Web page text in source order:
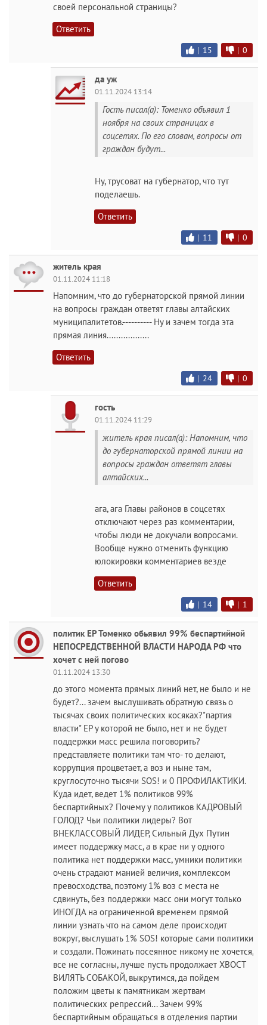
своей персональной страницы?
Ответить
| 15 | 0
да уж
01.11.2024 13:14
Гость писал(а): Томенко объявил 1
ноября на своих страницах в
соцсетях. По его словам, вопросы от
граждан будут...
Ну, трусоват на губернатор, что тут
поделаешь.
Ответить
| 11 | 0
житель края
01.11.2024 11:18
Напомним, что до губернаторской прямой линии
на вопросы граждан ответят главы алтайских
муниципалитетов.---------- Ну и зачем тогда эта
прямая линия..................
Ответить
| 24 | 0
гость
01.11.2024 11:29
житель края писал(а): Напомним, что
до губернаторской прямой линии на
вопросы граждан ответят главы
алтайских...
ага, ага Главы районов в соцсетях
отключают через раз комментарии,
чтобы люди не докучали вопросами.
Вообще нужно отменить функцию
юлокировки комментариев везде
Ответить
| 14 | 1
политик ЕР Томенко обьявил 99% беспартийной
НЕПОСРЕДСТВЕННОЙ ВЛАСТИ НАРОДА РФ что
хочет с ней погово
01.11.2024 13:30
до этого момента прямых линий нет, не было и не
будет?... зачем выслушивать обратную связь о
тысячах своих политических косяках?"партия
власти" ЕР у которой не было, нет и не будет
поддержки масс решила поговорить?
представляете политики там что- то делают,
коррупция процветает, а воз и ныне там,
круглосуточно тысячи SOS! и 0 ПРОФИЛАКТИКИ.
Куда идет, ведет 1% политиков 99%
беспартийных? Почему у политиков КАДРОВЫЙ
ГОЛОД? Чьи политики лидеры? Вот
ВНЕКЛАССОВЫЙ ЛИДЕР, Сильный Дух Путин
имеет поддержку масс, а в крае ни у одного
политика нет поддержки масс, умники политики
очень страдают манией величия, комплексом
превосходства, поэтому 1% воз с места не
сдвинуть, без поддержки масс они могут только
ИНОГДА на ограниченной временем прямой
линии узнать что на самом деле происходит
вокруг, выслушать 1% SOS! которые сами политики
и создали. Пожинать посеянное никому не хочется,
все не согласны, лучше пусть продолжает ХВОСТ
ВИЛЯТЬ СОБАКОЙ, выкрутимся, да пойдем
положим цветы к памятникам жертвам
политических репрессий... Зачем 99%
беспартийным обращаться в отделения партии